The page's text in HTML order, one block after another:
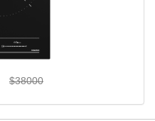
$38000